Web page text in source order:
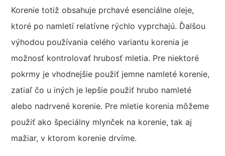
Korenie totiž obsahuje prchavé esenciálne oleje,
ktoré po namletí relatívne rýchlo vyprchajú. Ďalšou
výhodou používania celého variantu korenia je
možnosť kontrolovať hrubosť mletia. Pre niektoré
pokrmy je vhodnejšie použiť jemne namleté korenie,
zatiaľ čo u iných je lepšie použiť hrubo namleté
alebo nadrvené korenie. Pre mletie korenia môžeme
použiť ako špeciálny mlynček na korenie, tak aj
mažiar, v ktorom korenie drvíme.